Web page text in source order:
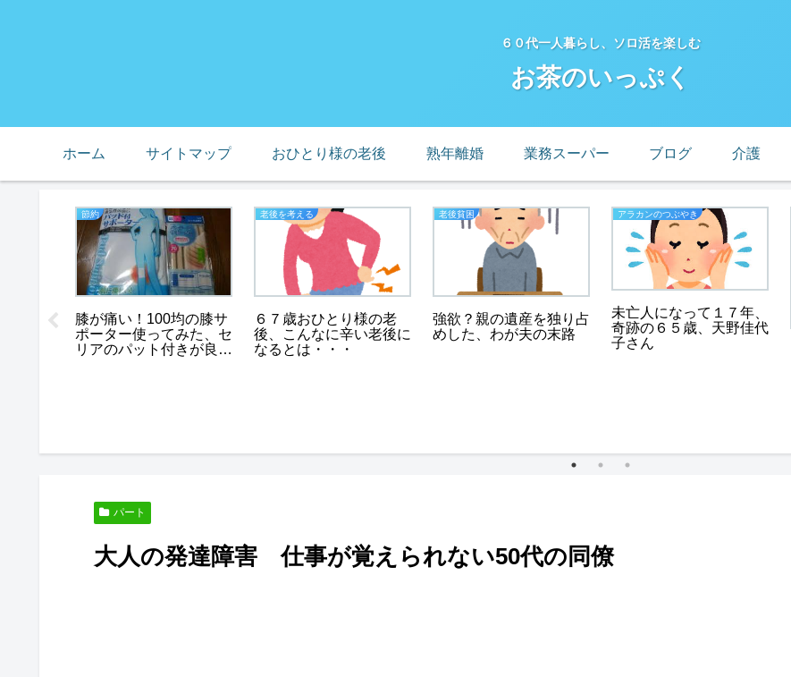
６０代一人暮らし、ソロ活を楽しむ
お茶のいっぷく
ホーム サイトマップ おひとり様の老後 熟年離婚 業務スーパー ブログ 介護
節約
膝が痛い！100均の膝サ
ポーター使ってみた、セ
リアのパット付きが良
老後を考える
６７歳おひとり様の老
後、こんなに辛い老後に
なるとは・・・
老後貧困
強欲？親の遺産を独り占
めした、わが夫の末路
アラカンのつぶやき
未亡人になって１７年、
奇跡の６５歳、天野佳代
子さん
パート
大人の発達障害 仕事が覚えられない50代の同僚